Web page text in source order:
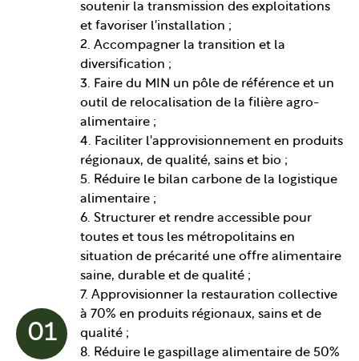
01
soutenir la transmission des exploitations
et favoriser l'installation ;
2. Accompagner la transition et la
diversification ;
3. Faire du MIN un pôle de référence et un
outil de relocalisation de la filière agro-
alimentaire ;
4. Faciliter l'approvisionnement en produits
régionaux, de qualité, sains et bio ;
5. Réduire le bilan carbone de la logistique
alimentaire ;
6. Structurer et rendre accessible pour
toutes et tous les métropolitains en
situation de précarité une offre alimentaire
saine, durable et de qualité ;
7. Approvisionner la restauration collective
à 70% en produits régionaux, sains et de
qualité ;
8. Réduire le gaspillage alimentaire de 50%